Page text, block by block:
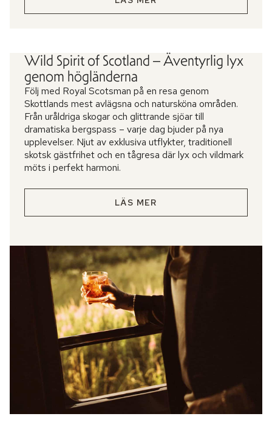
Wild Spirit of Scotland – Äventyrlig lyx
genom högländerna
Följ med Royal Scotsman på en resa genom
Skottlands mest avlägsna och natursköna områden.
Från uråldriga skogar och glittrande sjöar till
dramatiska bergspass – varje dag bjuder på nya
upplevelser. Njut av exklusiva utflykter, traditionell
skotsk gästfrihet och en tågresa där lyx och vildmark
möts i perfekt harmoni.
LÄS MER